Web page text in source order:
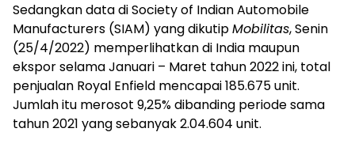
Sedangkan data di Society of Indian Automobile
Manufacturers (SIAM) yang dikutipMobilitas, Senin
(25/4/2022) memperlihatkan di India maupun
ekspor selama Januari – Maret tahun 2022 ini, total
penjualan Royal Enfield mencapai 185.675 unit.
Jumlah itu merosot 9,25% dibanding periode sama
tahun 2021 yang sebanyak 2.04.604 unit.